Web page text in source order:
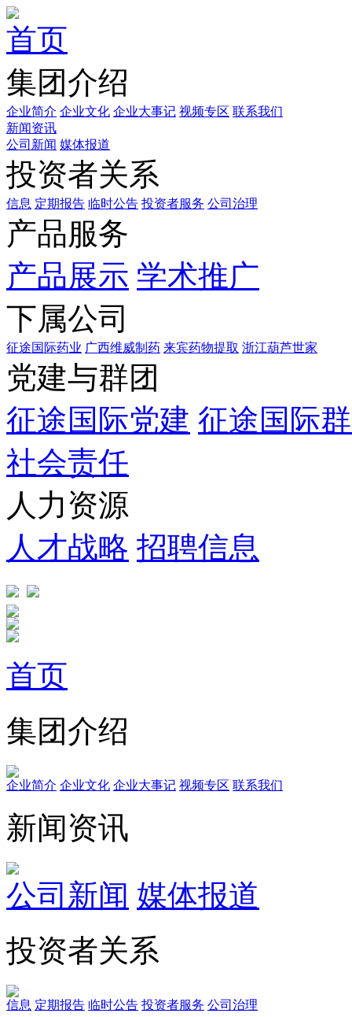
首页
集团介绍
企业简介 企业文化 企业⼤事记 视频专区 联系我们
新闻资讯
公司新闻 媒体报道
投资者关系
信息 定期报告 临时公告 投资者服务 公司治理
产品服务
产品展示 学术推广
下属公司
征途国际药业 广西维威制药 来宾药物提取 浙江葫芦世家
党建与群团
征途国际党建 征途国际
社会责任
人力资源
人才战略 招聘信息
首页
集团介绍
企业简介 企业文化 企业⼤事记 视频专区 联系我们
新闻资讯
公司新闻 媒体报道
投资者关系
信息 定期报告 临时公告 投资者服务 公司治理